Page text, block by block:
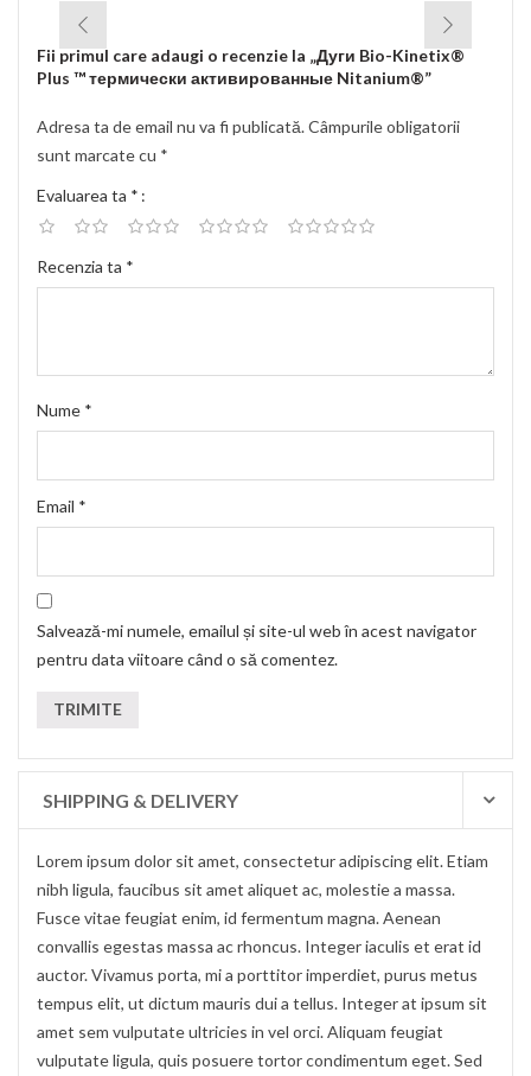
Fii primul care adaugi o recenzie la „Дуги Bio-Kinetix®
Plus ™ термически активированные Nitanium®”
Adresa ta de email nu va fi publicată.Câmpurile obligatorii
sunt marcate cu *
Evaluarea ta *
Recenzia ta *
Nume *
Email *
Salvează-mi numele, emailul și site-ul web în acest navigator
pentru data viitoare când o să comentez.
SHIPPING & DELIVERY
Lorem ipsum dolor sit amet, consectetur adipiscing elit. Etiam
nibh ligula, faucibus sit amet aliquet ac, molestie a massa.
Fusce vitae feugiat enim, id fermentum magna. Aenean
convallis egestas massa ac rhoncus. Integer iaculis et erat id
auctor. Vivamus porta, mi a porttitor imperdiet, purus metus
tempus elit, ut dictum mauris dui a tellus. Integer at ipsum sit
amet sem vulputate ultricies in vel orci. Aliquam feugiat
vulputate ligula, quis posuere tortor condimentum eget. Sed